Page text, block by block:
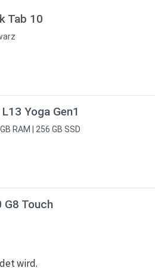
Tab 10
Yoga Gen1
RAM | 256 GB SSD
G8 Touch
wird.